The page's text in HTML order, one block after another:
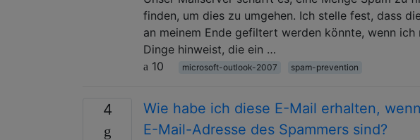
finden, um dies zu umgehen. Ich stelle fest, dass
an meinem Ende gefiltert werden könnte, wenn
Dinge hinweist, die ein …
10
microsoft-outlook-2007 spam-prevention
4
Wie habe ich diese E-Mail erhalten,
E-Mail-Adresse des Spammers sind?